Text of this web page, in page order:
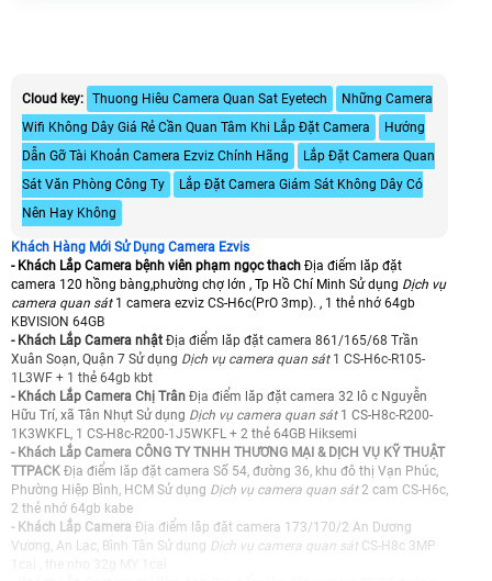
Cloud key: Thuong Hiêu Camera Quan Sat Eyetech
Những Camera
Wifi Không Dây Giá Rẻ Cần Quan Tâm Khi Lắp Đặt Camera
Hướng
Dẫn Gỡ Tài Khoản Camera Ezviz Chính Hãng
Lắp Đặt Camera Quan
Sát Văn Phòng Công Ty
Lắp Đặt Camera Giám Sát Không Dây Có
Nên Hay Không
Khách Hàng Mới Sử Dụng Camera Ezvis
- Khách Lắp Camera bệnh viên phạm ngọc thach Địa điểm lăp đặt
camera 120 hồng bàng,phường chợ lớn , Tp Hồ Chí Minh Sử dụng Dịch vụ
camera quan sát 1 camera ezviz CS-H6c(PrO 3mp). , 1 thẻ nhớ 64gb
KBVISION 64GB
- Khách Lắp Camera nhật Địa điểm lăp đặt camera 861/165/68 Trần
Xuân Soạn, Quận 7 Sử dụng Dịch vụ camera quan sát 1 CS-H6c-R105-
1L3WF + 1 thẻ 64gb kbt
- Khách Lắp Camera Chị Trân Địa điểm lăp đặt camera 32 lô c Nguyễn
Hữu Trí, xã Tân Nhựt Sử dụng Dịch vụ camera quan sát 1 CS-H8c-R200-
1K3WKFL, 1 CS-H8c-R200-1J5WKFL + 2 thẻ 64GB Hiksemi
- Khách Lắp Camera CÔNG TY TNHH THƯƠNG MẠI & DỊCH VỤ KỸ THUẬT
TTPACK Địa điểm lăp đặt camera Số 54, đường 36, khu đô thị Vạn Phúc,
Phường Hiệp Bình, HCM Sử dụng Dịch vụ camera quan sát 2 cam CS-H6c,
2 thẻ nhớ 64gb kabe
- Khách Lắp Camera Địa điểm lăp đặt camera 173/170/2 An Dương
Vương, An Lạc, Bình Tân Sử dụng Dịch vụ camera quan sát CS-H8c 3MP